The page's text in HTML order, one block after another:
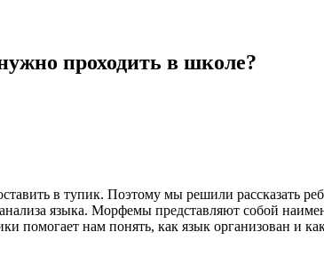
проходить в школе?
в тупик. Поэтому мы решили рассказать
языка. Морфемы представляют собой
помогает нам понять, как язык организован и